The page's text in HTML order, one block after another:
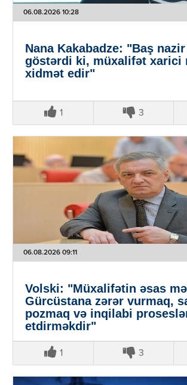
06.08.2026 10:28
Nana Kakabadze: "Baş
göstərdi ki, müxalifət xarici
xidmət edir"
1 3
06.08.2026 09:11
Volski: "Müxalifətin əsas
Gürcüstana zərər vurmaq,
pozmaq və inqilabi
etdirməkdir"
1 3